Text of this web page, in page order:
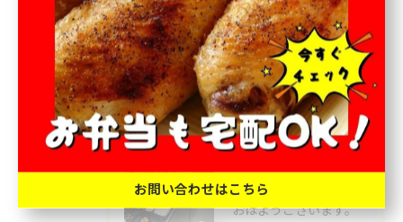
専門店
最近の投稿
Recent
Posts
2026/03/27
おはようございます。
お問い合わせはこちら